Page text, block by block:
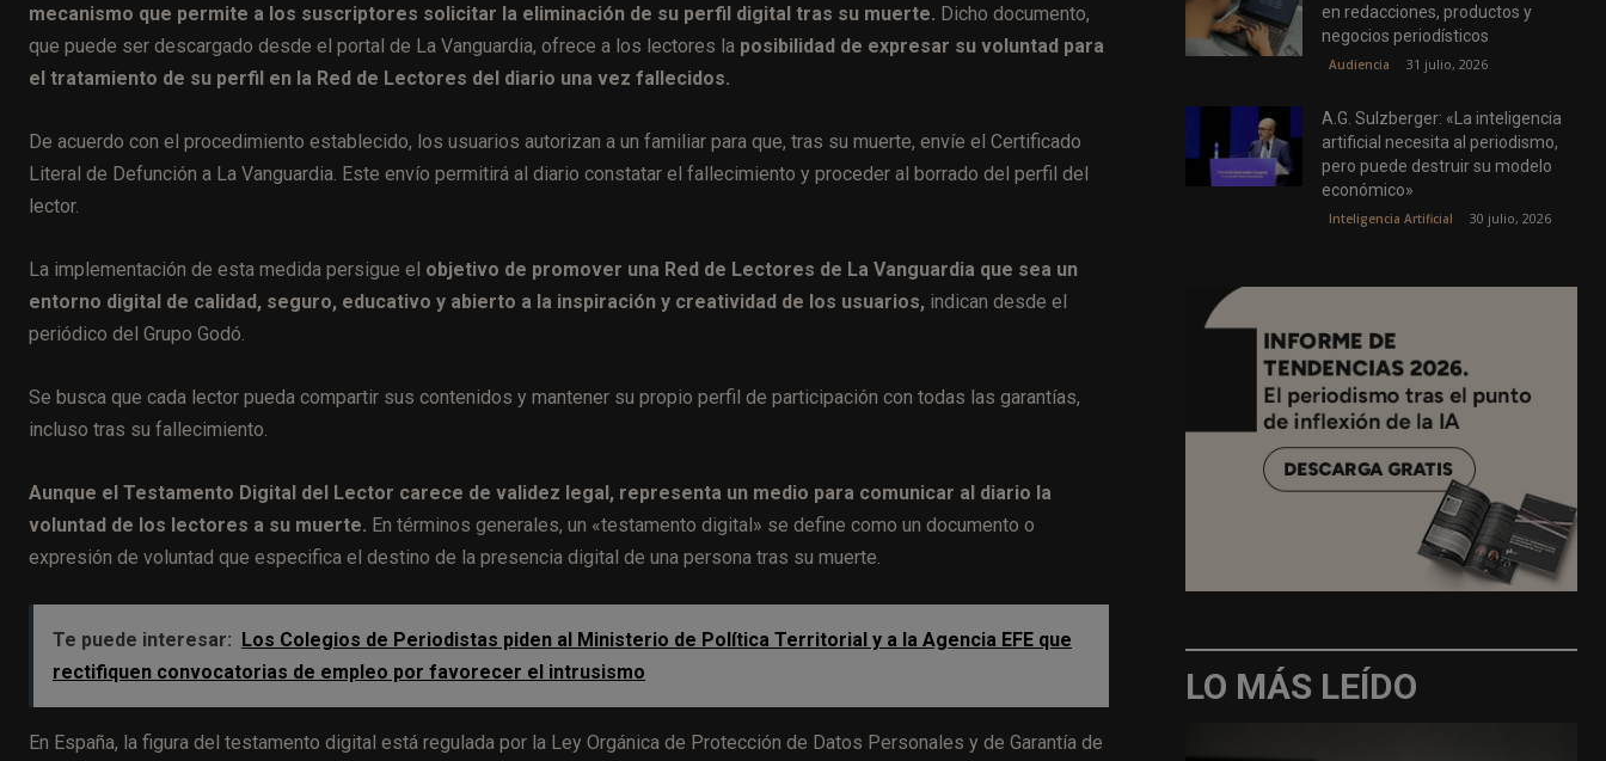
mecanismo que permite a los suscriptores solicitar la eliminación de su perfil digital tras su muerte. Dicho documento,
que puede ser descargado desde el portal de La Vanguardia, ofrece a los lectores la posibilidad de expresar su voluntad para
el tratamiento de su perfil en la Red de Lectores del diario una vez fallecidos.
De acuerdo con el procedimiento establecido, los usuarios autorizan a un familiar para que, tras su muerte, envíe el Certificado
Literal de Defunción a La Vanguardia. Este envío permitirá al diario constatar el fallecimiento y proceder al borrado del perfil del
lector.
La implementación de esta medida persigue el objetivo de promover una Red de Lectores de La Vanguardia que sea un
entorno digital de calidad, seguro, educativo y abierto a la inspiración y creatividad de los usuarios, indican desde el
periódico del Grupo Godó.
Se busca que cada lector pueda compartir sus contenidos y mantener su propio perfil de participación con todas las garantías,
incluso tras su fallecimiento.
Aunque el Testamento Digital del Lector carece de validez legal, representa un medio para comunicar al diario la
voluntad de los lectores a su muerte. En términos generales, un «testamento digital» se define como un documento o
expresión de voluntad que especifica el destino de la presencia digital de una persona tras su muerte.
Te puede interesar: Los Colegios de Periodistas piden al Ministerio de Política Territorial y a la Agencia EFE que
rectifiquen convocatorias de empleo por favorecer el intrusismo
En España, la figura del testamento digital está regulada por la Ley Orgánica de Protección de Datos Personales y de Garantía de
en redacciones, productos y
negocios periodísticos
Audiencia 31 julio, 2026
A.G. Sulzberger: «La inteligencia
artificial necesita al periodismo,
pero puede destruir su modelo
económico»
Inteligencia Artificial 30 julio, 2026
LO MÁS LEÍDO